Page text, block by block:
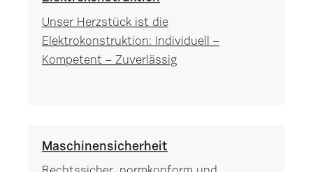
Unser Herzstück ist die
Elektrokonstruktion: Individuell –
Kompetent – Zuverlässig
Maschinensicherheit